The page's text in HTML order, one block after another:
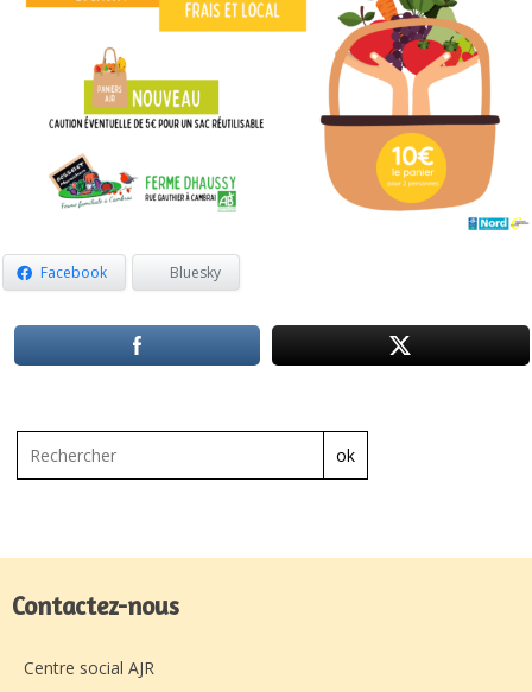
Facebook Bluesky
ok
Contactez-nous
Centre social AJR